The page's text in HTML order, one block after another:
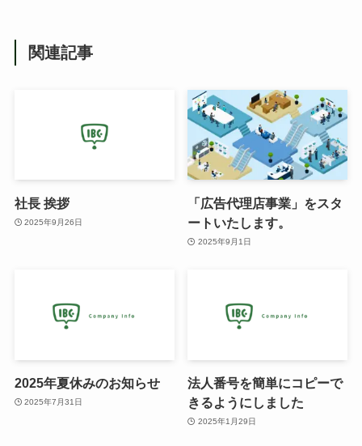
関連記事
社長 挨拶
2025年9月26日
「広告代理店事業」をスタ
ートいたします。
2025年9月1日
2025年夏休みのお知らせ
2025年7月31日
法人番号を簡単にコピーで
きるようにしました
2025年1月29日